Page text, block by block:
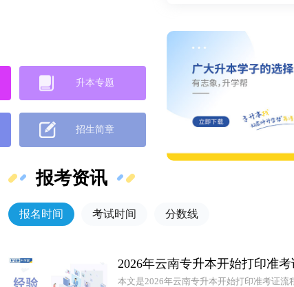
升本专题
招生简章
报考资讯
报名时间 考试时间 分数线
2026年云南专升本开始打印准考
本文是2026年云南专升本开始打印准考证流